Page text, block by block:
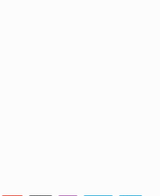
"-" 和 "+"
。 但是
列
能被访
一起使
含
义。
开的多个
表。这等
来指
项，但
来指定